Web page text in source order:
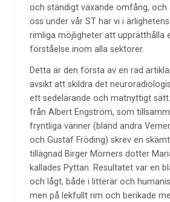
och ständigt växande omfång, och
oss under vår ST har vi i
rimliga möjligheter att upprätthålla
förståelse inom alla sektorer.
Detta är den första av en rad
avsikt att skildra det
ett sedelärande och matnyttigt
från Albert Engström, som
fryntliga vänner (bland andra
och Gustaf Fröding) skrev en
tillägnad Birger Mörners dotter
kallades Pyttan. Resultatet var en
och lågt, både i litterär och
men på lekfullt rim och berikade